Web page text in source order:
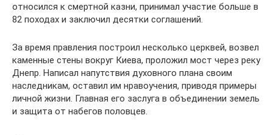
относился к смертной казни, принимал участие больше в
82 походах и заключил десятки соглашений.
За время правления построил несколько церквей, возвел
каменные стены вокруг Киева, проложил мост через реку
Днепр. Написал напутствия духовного плана своим
наследникам, оставил им нравоучения, приводя примеры
личной жизни. Главная его заслуга в объединении земель
и защита от набегов половцев.